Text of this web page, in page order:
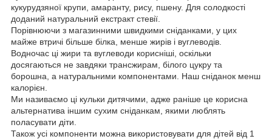
кукурудзяної крупи, амаранту, рису, пшену. Для солодкості
доданий натуральний екстракт стевії.
Порівнюючи з магазинними швидкими сніданками, у цих
майже втричі більше білка, менше жирів і вуглеводів.
Водночас ці жири та вуглеводи корисніші, оскільки
досягаються не завдяки трансжирам, білого цукру та
борошна, а натуральними компонентами. Наш сніданок менш
калорієн.
Ми називаємо ці кульки дитячими, адже раніше це корисна
альтернатива іншим сухим сніданкам, якими люблять
поласувати діти.
Також усі компоненти можна використовувати для дітей від 1